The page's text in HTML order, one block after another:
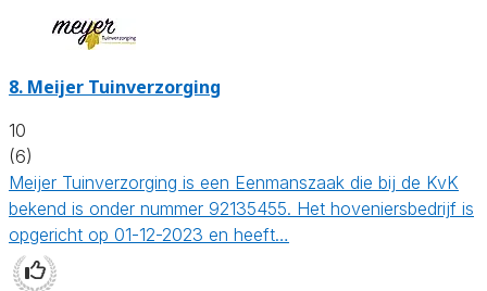
8. Meijer Tuinverzorging
10
(6)
Meijer Tuinverzorging is een Eenmanszaak die bij de KvK
bekend is onder nummer 92135455. Het hoveniersbedrijf is
opgericht op 01-12-2023 en heeft…